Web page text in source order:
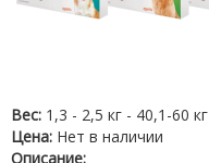
Вес: 1,3 - 2,5 кг - 40,1-60 кг
Цена: Нет в наличии
Описание: